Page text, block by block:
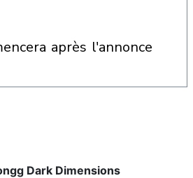
après l'annonce
Dark Dimensions